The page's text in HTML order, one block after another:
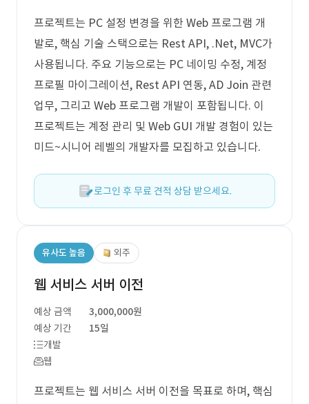
프로젝트는 PC 설정 변경을 위한 Web 프로그램 개
발로, 핵심 기술 스택으로는 Rest API, .Net, MVC가
사용됩니다. 주요 기능으로는 PC 네이밍 수정, 계정
프로필 마이그레이션, Rest API 연동, AD Join 관련
업무, 그리고 Web 프로그램 개발이 포함됩니다. 이
프로젝트는 계정 관리 및 Web GUI 개발 경험이 있는
미드~시니어 레벨의 개발자를 모집하고 있습니다.
로그인 후 무료 견적 상담 받으세요.
유사도 높음 외주
웹 서비스 서버 이전
예상 금액
3,000,000원
예상 기간
15일
개발
웹
프로젝트는 웹 서비스 서버 이전을 목표로 하며, 핵심